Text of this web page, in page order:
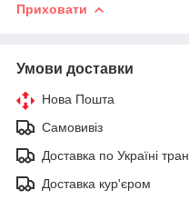
Приховати
Умови доставки
Нова Пошта
Самовивіз
Доставка по Україні
Доставка кур'єром